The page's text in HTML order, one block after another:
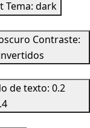
Tema: dark
Contraste:
de texto: 0.2